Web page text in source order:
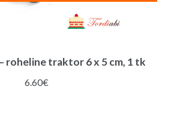
roheline traktor 6 x 5 cm, 1 tk
6.60€